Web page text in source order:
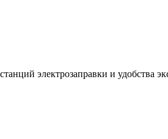
электрозаправки и удобства